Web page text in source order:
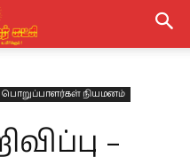
பொறுப்பாளர்கள் நியமனம்
–